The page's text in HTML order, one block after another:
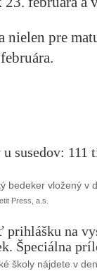
pre
susedov: 111
bedeker vložený v
Press, a.s.
prihlášku na
Špeciálna
školy nájdete v